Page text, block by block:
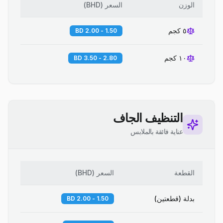
الوزن السعر (
BHD
)
٥ كجم 1.50 - 2.00 BD
١٠ كجم 2.80 - 3.50 BD
التنظيف الجاف
عناية فائقة بالملابس
القطعة السعر (
BHD
)
بدلة (قطعتين) 1.50 - 2.00 BD